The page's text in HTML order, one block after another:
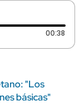
00:38
"Los
básicas"